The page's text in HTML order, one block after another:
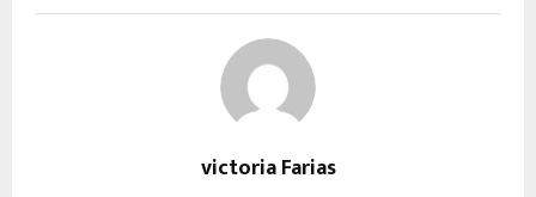
victoria Farias